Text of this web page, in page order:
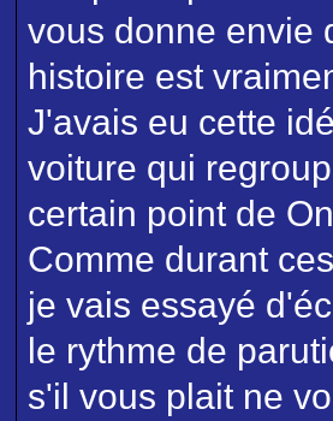
vous donne envie
histoire est
J'avais eu cette
voiture qui
certain point de
Comme durant
je vais essayé
le rythme de
s'il vous plait ne